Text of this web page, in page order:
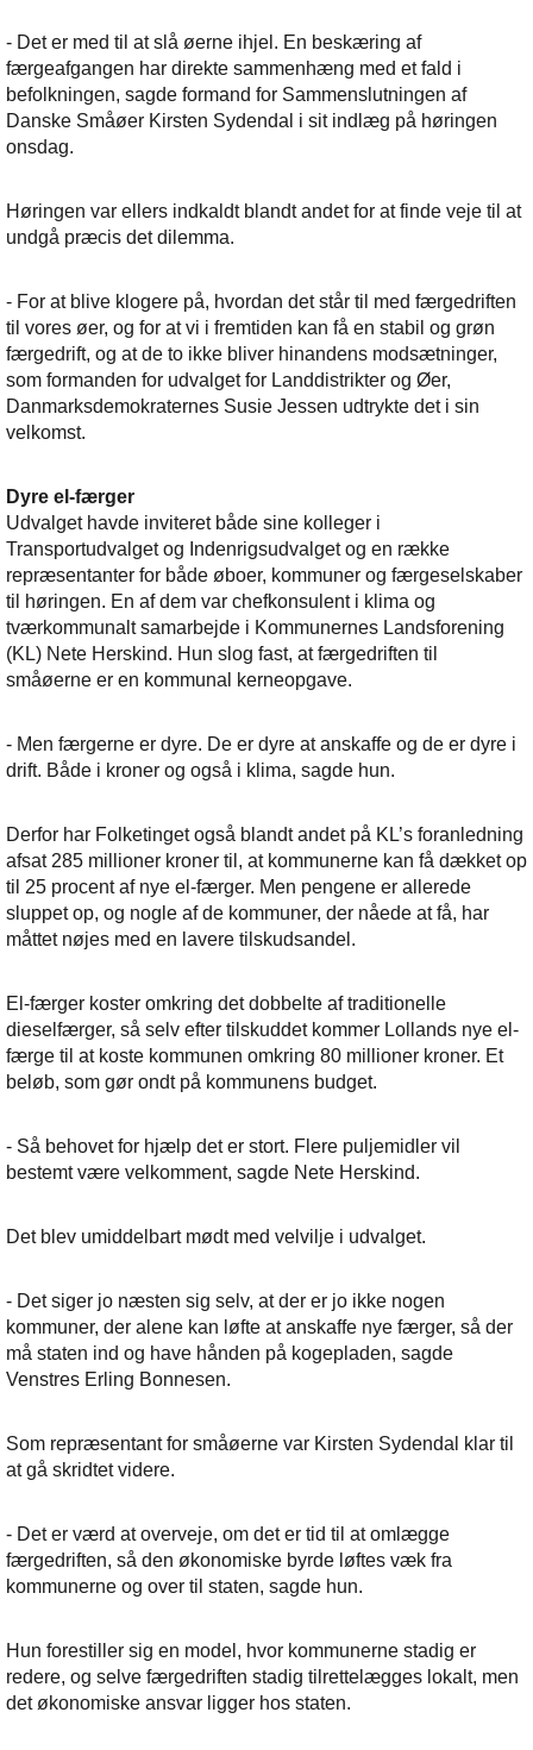
- Det er med til at slå øerne ihjel. En beskæring af
færgeafgangen har direkte sammenhæng med et fald i
befolkningen, sagde formand for Sammenslutningen af
Danske Småøer Kirsten Sydendal i sit indlæg på høringen
onsdag.
Høringen var ellers indkaldt blandt andet for at finde veje til at
undgå præcis det dilemma.
- For at blive klogere på, hvordan det står til med færgedriften
til vores øer, og for at vi i fremtiden kan få en stabil og grøn
færgedrift, og at de to ikke bliver hinandens modsætninger,
som formanden for udvalget for Landdistrikter og Øer,
Danmarksdemokraternes Susie Jessen udtrykte det i sin
velkomst.
Dyre el-færger
Udvalget havde inviteret både sine kolleger i
Transportudvalget og Indenrigsudvalget og en række
repræsentanter for både øboer, kommuner og færgeselskaber
til høringen. En af dem var chefkonsulent i klima og
tværkommunalt samarbejde i Kommunernes Landsforening
(KL) Nete Herskind. Hun slog fast, at færgedriften til
småøerne er en kommunal kerneopgave.
- Men færgerne er dyre. De er dyre at anskaffe og de er dyre i
drift. Både i kroner og også i klima, sagde hun.
Derfor har Folketinget også blandt andet på KL’s foranledning
afsat 285 millioner kroner til, at kommunerne kan få dækket op
til 25 procent af nye el-færger. Men pengene er allerede
sluppet op, og nogle af de kommuner, der nåede at få, har
måttet nøjes med en lavere tilskudsandel.
El-færger koster omkring det dobbelte af traditionelle
dieselfærger, så selv efter tilskuddet kommer Lollands nye el-
færge til at koste kommunen omkring 80 millioner kroner. Et
beløb, som gør ondt på kommunens budget.
- Så behovet for hjælp det er stort. Flere puljemidler vil
bestemt være velkomment, sagde Nete Herskind.
Det blev umiddelbart mødt med velvilje i udvalget.
- Det siger jo næsten sig selv, at der er jo ikke nogen
kommuner, der alene kan løfte at anskaffe nye færger, så der
må staten ind og have hånden på kogepladen, sagde
Venstres Erling Bonnesen.
Som repræsentant for småøerne var Kirsten Sydendal klar til
at gå skridtet videre.
- Det er værd at overveje, om det er tid til at omlægge
færgedriften, så den økonomiske byrde løftes væk fra
kommunerne og over til staten, sagde hun.
Hun forestiller sig en model, hvor kommunerne stadig er
redere, og selve færgedriften stadig tilrettelægges lokalt, men
det økonomiske ansvar ligger hos staten.